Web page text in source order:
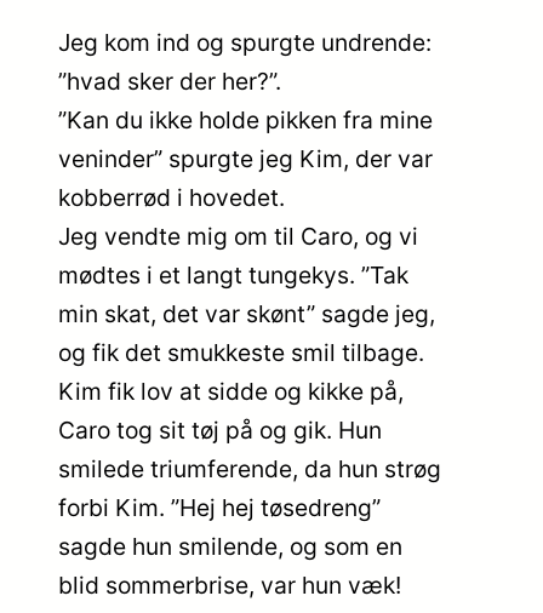
Jeg kom ind og spurgte undrende:
”hvad sker der her?”.
”Kan du ikke holde pikken fra mine
veninder” spurgte jeg Kim, der var
kobberrød i hovedet.
Jeg vendte mig om til Caro, og vi
mødtes i et langt tungekys. ”Tak
min skat, det var skønt” sagde jeg,
og fik det smukkeste smil tilbage.
Kim fik lov at sidde og kikke på,
Caro tog sit tøj på og gik. Hun
smilede triumferende, da hun strøg
forbi Kim. ”Hej hej tøsedreng”
sagde hun smilende, og som en
blid sommerbrise, var hun væk!